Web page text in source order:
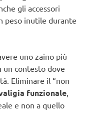
gli accessori
peso inutile durante
uno zaino più
contesto dove
Eliminare il “non
funzionale
e non a quello